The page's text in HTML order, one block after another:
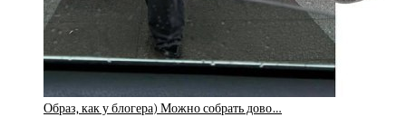
Образ, как у блогера) Можно собрать дово…